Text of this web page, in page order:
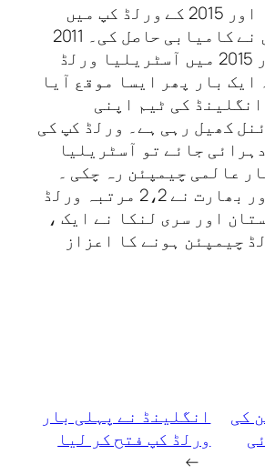
دوہزار گیارہ اور 2015 کے ورلڈ کپ میں
میزبان ٹیموں نے کامیابی حاصل کی۔ 2011
میں بھارت اور 2015 میں آسٹریلیا ورلڈ
بار پھر ایسا موقع آیا
کی ٹیم اپنی
کھیل رہی ہے۔ ورلڈ کپ کی
جائے تو آسٹریلیا
عالمی چیمپئن رہ چکی ۔
ویسٹ انڈیز اور بھارت نے 2،2 مرتبہ ورلڈ
اور سری لنکا نے ایک ،
چیمپئن ہونے کا اعزاز
کی
انگلینڈ نے پہلی بار
ورلڈ کپ فتح کر لیا
→